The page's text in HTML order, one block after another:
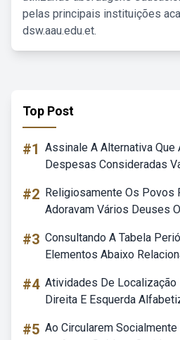
pelas principais instituições
dsw.aau.edu.et.
Top Post
#1 Assinale A Alternativa
Despesas Consideradas
#2 Religiosamente Os Povos
Adoravam Vários Deuses
#3 Consultando A Tabela
Elementos Abaixo
#4 Atividades De Localização
Direita E Esquerda
#5 Ao Circularem